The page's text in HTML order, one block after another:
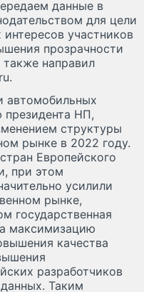
данные в
для цели
участников
прозрачности
направил
автомобильных
НП,
структуры
рынке в 2022 году.
Европейского
при этом
усилили
рынке,
государственная
максимизацию
качества
разработчиков
Таким